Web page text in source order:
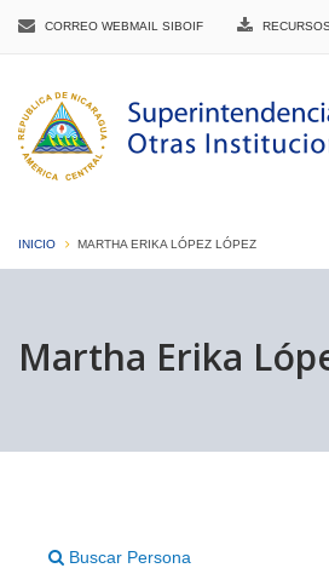
CORREO WEBMAIL SIBOIF
INICIO MARTHA ERIKA LÓPEZ LÓPEZ
Martha Erika
Buscar Persona